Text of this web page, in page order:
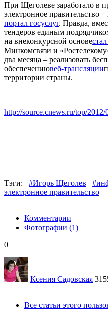
При Щеголеве заработало в
электронное правительство
портал госуслуг. Правда,
тендеров единым
на внеконкурсной основе
Минкомсвязи и
два месяца – реализовать
обеспечениювеб-трансляции
территории страны.
http://source.cnews.ru/top/
Тэги: #Игорь Щеголев
электронное правительство
Комментарии
Фотографии (1)
0
Ксения Садовская
Все статьи этого